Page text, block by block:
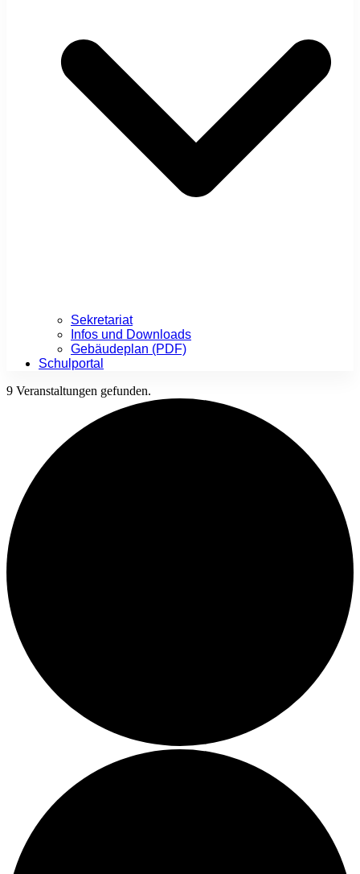
Sekretariat
Infos und Downloads
Gebäudeplan (PDF)
Schulportal
9 Veranstaltungen gefunden.